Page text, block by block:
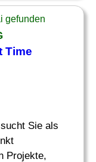
gefunden
Time
Sie als
Projekte,